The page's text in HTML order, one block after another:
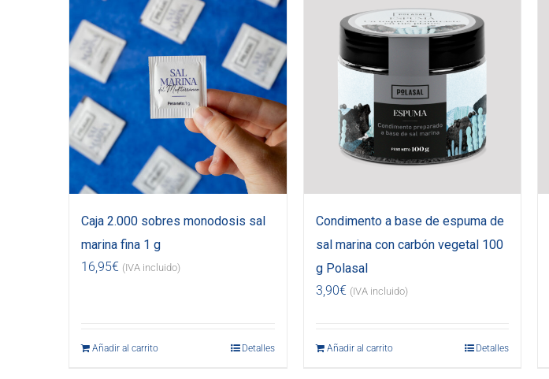
Caja 2.000 sobres monodosis sal
marina fina 1 g
16,95€ (IVA incluido)
Añadir al carrito Detalles
Condimento a base de espuma de
sal marina con carbón vegetal 100
g Polasal
3,90€ (IVA incluido)
Añadir al carrito Detalles